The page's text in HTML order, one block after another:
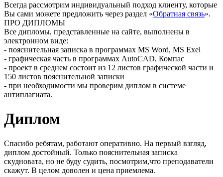
Всегда рассмотрим индивидуальный подход клиенту, которые
Вы сами можете предложить через раздел «Обратная связь».
ПРО ДИПЛОМЫ
Все дипломы, представленные на сайте, выполнены в
электронном виде:
- пояснительная записка в программах MS Word, MS Exel
- графическая часть в программах AutoCAD, Компас
- проект в среднем состоит из 12 листов графической части и
150 листов пояснительной записки
- при необходимости мы проверим диплом в системе
антиплагиата.
Диплом
Спасибо ребятам, работают оперативно. На первый взгляд,
диплом достойный. Только пояснительная записка
скудновата, но не буду судить, посмотрим,что преподаватели
скажут. В целом доволен и цена приемлема.